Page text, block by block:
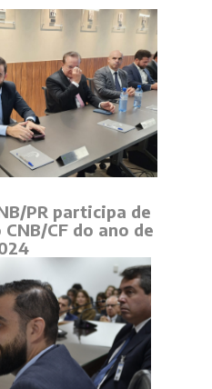
PR participa de
CF do ano de